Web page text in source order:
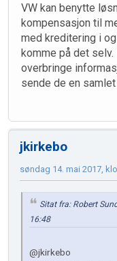
VW kan benytte
kompensasjon til
med kreditering i
komme på det
overbringe
sende de en
jkirkebo
søndag 14. mai 2017,
Sitat fra: Robert
16:48
@jkirkebo